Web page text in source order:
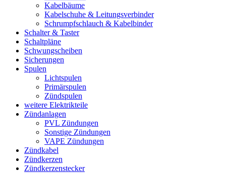
Kabelbäume
Kabelschuhe & Leitungsverbinder
Schrumpfschlauch & Kabelbinder
Schalter & Taster
Schaltpläne
Schwungscheiben
Sicherungen
Spulen
Lichtspulen
Primärspulen
Zündspulen
weitere Elektrikteile
Zündanlagen
PVL Zündungen
Sonstige Zündungen
VAPE Zündungen
Zündkabel
Zündkerzen
Zündkerzenstecker